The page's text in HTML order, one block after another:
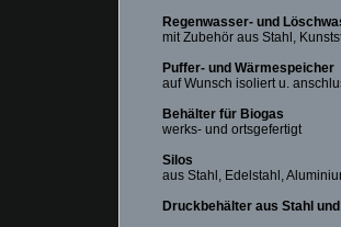
Regenwasser- und
mit Zubehör aus Stahl,
Puffer- und Wärmespeicher
auf Wunsch isoliert u.
Behälter für Biogas
werks- und ortsgefertigt
Silos
aus Stahl, Edelstahl,
Druckbehälter aus Stahl